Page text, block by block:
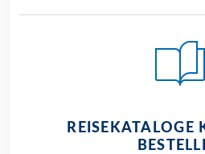
REISEKATALOGE